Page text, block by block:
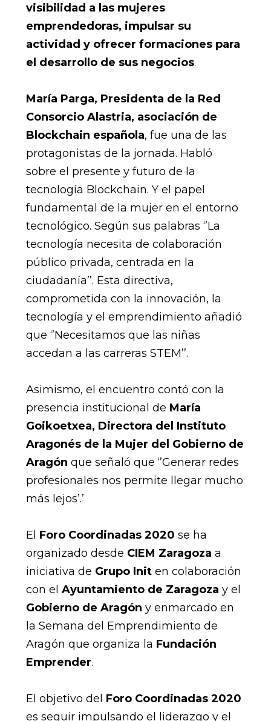
visibilidad a las mujeres
emprendedoras, impulsar su
actividad y ofrecer formaciones para
el desarrollo de sus negocios.
María Parga, Presidenta de la Red
Consorcio Alastria, asociación de
Blockchain española, fue una de las
protagonistas de la jornada. Habló
sobre el presente y futuro de la
tecnología Blockchain. Y el papel
fundamental de la mujer en el entorno
tecnológico. Según sus palabras ‘’La
tecnología necesita de colaboración
público privada, centrada en la
ciudadanía’’. Esta directiva,
comprometida con la innovación, la
tecnología y el emprendimiento añadió
que ‘’Necesitamos que las niñas
accedan a las carreras STEM’’.
Asimismo, el encuentro contó con la
presencia institucional de María
Goikoetxea, Directora del Instituto
Aragonés de la Mujer del Gobierno de
Aragón que señaló que ‘’Generar redes
profesionales nos permite llegar mucho
más lejos’.’
El Foro Coordinadas 2020 se ha
organizado desde CIEM Zaragoza a
iniciativa de Grupo Initen colaboración
con el Ayuntamiento de Zaragoza y el
Gobierno de Aragón y enmarcado en
la Semana del Emprendimiento de
Aragón que organiza la Fundación
Emprender.
El objetivo del Foro Coordinadas 2020
es seguir impulsando el liderazgo y el